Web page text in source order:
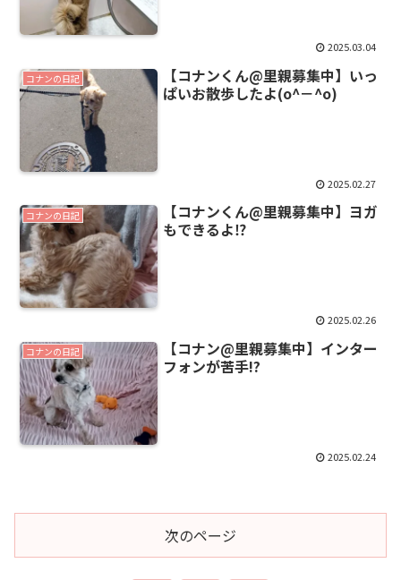
2025.03.04
コナンの日記
【コナンくん@里親募集中】いっ
ぱいお散歩したよ(o^－^o)
2025.02.27
コナンの日記
【コナンくん@里親募集中】ヨガ
もできるよ⁉️
2025.02.26
コナンの日記
【コナン@里親募集中】インター
フォンが苦手!?
2025.02.24
次のページ